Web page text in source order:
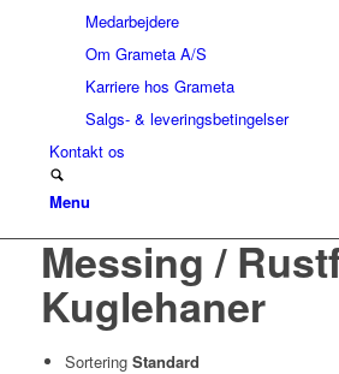
Medarbejdere
Om Grameta A/S
Karriere hos Grameta
Salgs- & leveringsbetingelser
Kontakt os
Menu
Messing /
Kuglehaner
Sortering Standard